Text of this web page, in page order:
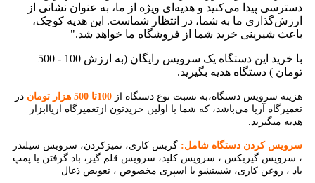
دسترسی پیدا می‌کنید و هدیه‌ای ویژه از ما، به عنوان نشانی از
ارزش‌گذاری ما به شما، در انتظار شماست. این هدیه کوچک،
باعث شیرینی خرید شما از فروشگاه ما خواهد شد."
با خرید این دستگاه یک سرویس رایگان (به ارزش 100 - 500
تومان ) دستگاه هدیه بگیرید.
هزینه سرویس دستگاه،به نسبت نوع دستگاه از
در
تعمیرگاه آریا می‌باشد، که شما با اولین خریدتون ازتعمیرگاه اریاابزار
هدیه میگیرید.
سرویس کردن دستگاه شامل: گریس کاری، تمیزکردن، سرویس سیلندر
، سرویس گیربکس ، سرویس کلید، سرویس قلم گیر، باد گرفتن با پمپ
باد ، روغن کاری، شستشو با اسپری مخصوص ، تعویض ذغال